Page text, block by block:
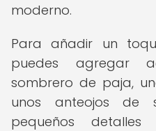
moderno.
Para añadir un
puedes agregar
sombrero de paja,
unos anteojos de
pequeños